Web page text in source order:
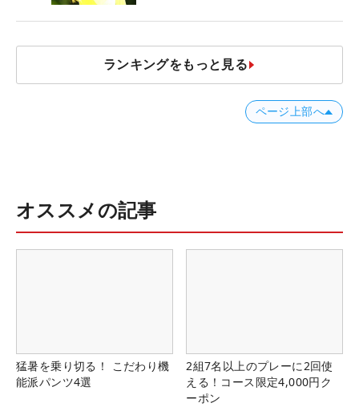
ランキングをもっと見る
ページ上部へ
オススメの記事
猛暑を乗り切る！ こだわり機
能派パンツ4選
2組7名以上のプレーに2回使
える！コース限定4,000円ク
ーポン